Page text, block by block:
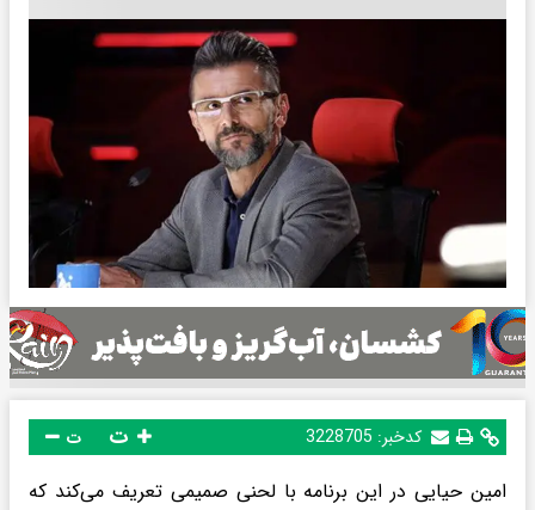
کدخبر: 3228705 ت
امین حیایی در این برنامه با لحنی صمیمی تعریف می‌کند که